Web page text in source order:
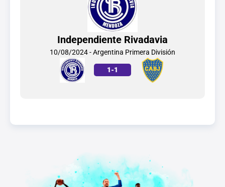
Independiente Rivadavia
10/08/2024 - Argentina Primera División
1-1